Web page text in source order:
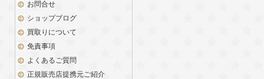
お問合せ
ショップブログ
買取りについて
免責事項
よくあるご質問
正規販売店提携元ご紹介